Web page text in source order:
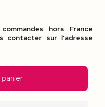
hors France
contacter sur l'adresse
panier